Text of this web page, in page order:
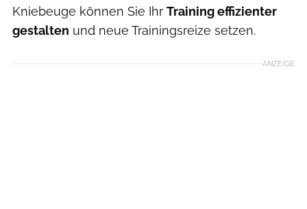
Kniebeuge können Sie Ihr Training effizienter
gestalten und neue Trainingsreize setzen.
ANZEIGE